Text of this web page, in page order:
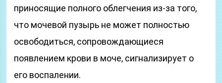
приносящие полного облегчения из-за того,
что мочевой пузырь не может полностью
освободиться, сопровождающиеся
появлением крови в моче, сигнализирует о
его воспалении.